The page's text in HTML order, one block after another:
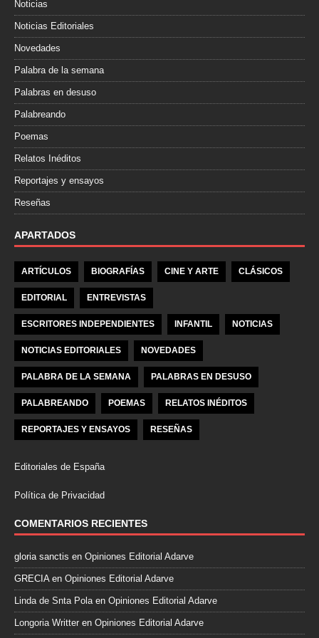
Noticias
Noticias Editoriales
Novedades
Palabra de la semana
Palabras en desuso
Palabreando
Poemas
Relatos Inéditos
Reportajes y ensayos
Reseñas
APARTADOS
ARTÍCULOS BIOGRAFÍAS CINE Y ARTE CLÁSICOS
EDITORIAL ENTREVISTAS
ESCRITORES INDEPENDIENTES INFANTIL NOTICIAS
NOTICIAS EDITORIALES NOVEDADES
PALABRA DE LA SEMANA PALABRAS EN DESUSO
PALABREANDO POEMAS RELATOS INÉDITOS
REPORTAJES Y ENSAYOS RESEÑAS
Editoriales de España
Política de Privacidad
COMENTARIOS RECIENTES
gloria sanctis en Opiniones Editorial Adarve
GRECIA en Opiniones Editorial Adarve
Linda de Snta Pola en Opiniones Editorial Adarve
Longoria Writter en Opiniones Editorial Adarve